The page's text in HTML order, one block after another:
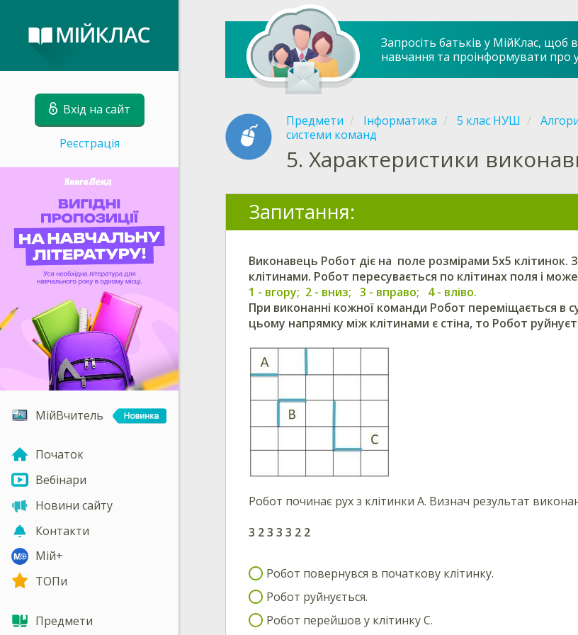
Вхід на сайт
Реєстрація
МійВчитель
Початок
Вебінари
Новини сайту
Контакти
Мій+
ТОПи
Предмети
Запросіть батьків у МійКлас, щоб
навчання та проінформувати про
Предмети Інформатика 5 клас НУШ
системи команд
5. Характеристики
Запитання:
Виконавець Робот діє на поле розмірами 5х5 клітинок.
клітинами. Робот пересувається по клітинах поля і
1 - вгору; 2 - вниз; 3 - вправо; 4 - вліво.
При виконанні кожної команди Робот переміщається в
цьому напрямку між клітинами є стіна, то Робот
Робот починає рух з клітинки А. Визнач результат
3 2 3 3 3 2 2
Робот повернувся в початкову клітинку.
Робот руйнується.
Робот перейшов у клітинку С.